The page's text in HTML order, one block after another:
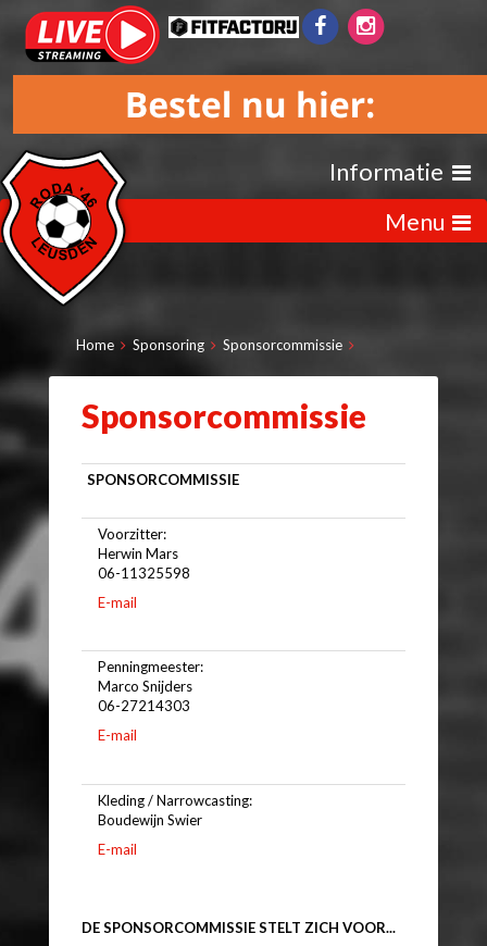
Informatie
Menu
Home Sponsoring Sponsorcommissie
Sponsorcommissie
SPONSORCOMMISSIE
Voorzitter:
Herwin Mars
06-11325598
E-mail
Penningmeester:
Marco Snijders
06-27214303
E-mail
Kleding / Narrowcasting:
Boudewijn Swier
E-mail
DE SPONSORCOMMISSIE STELT ZICH VOOR...